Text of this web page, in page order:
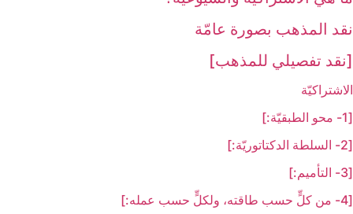
نقد المذهب بصورة عامّة
[نقد تفصيلي للمذهب‏]
الاشتراكيّة
[1- محو الطبقيّة:]
[2- السلطة الدكتاتوريّة:]
[3- التأميم:]
[4- من كلٍّ حسب طاقته، ولكلٍّ حسب عمله:]